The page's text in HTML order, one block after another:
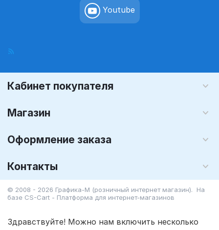
Youtube
Кабинет покупателя
Магазин
Оформление заказа
Контакты
© 2008 - 2026 Графика-М (розничный интернет магазин). На
базе CS-Cart - Платформа для интернет-магазинов
Здравствуйте! Можно нам включить несколько